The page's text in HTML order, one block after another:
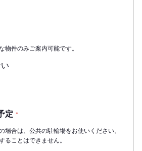
物件のみご案内可能です。
定 *
場合は、公共の駐輪場をお使いください。
ることはできません。